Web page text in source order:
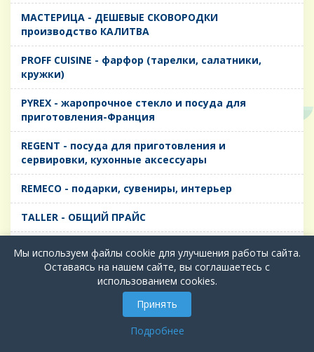
MАСТЕРИЦА - ДЕШЕВЫЕ СКОВОРОДКИ
производство КАЛИТВА
PROFF CUISINE - фарфор (тарелки, салатники,
кружки)
PYREX - жаропрочное стекло и посуда для
приготовления-Франция
REGENT - посуда для приготовления и
сервировки, кухонные аксессуары
REMECO - подарки, сувениры, интерьер
TALLER - ОБЩИЙ ПРАЙС
TIMA - посуда для приготовления и сервировки,
кухонные аксессуары
БИОСТАЛЬ - ТЕРМОСА
Мы используем файлы cookie для улучшения работы сайта.
Оставаясь на нашем сайте, вы соглашаетесь с
использованием cookies.
Принять
Подробнее